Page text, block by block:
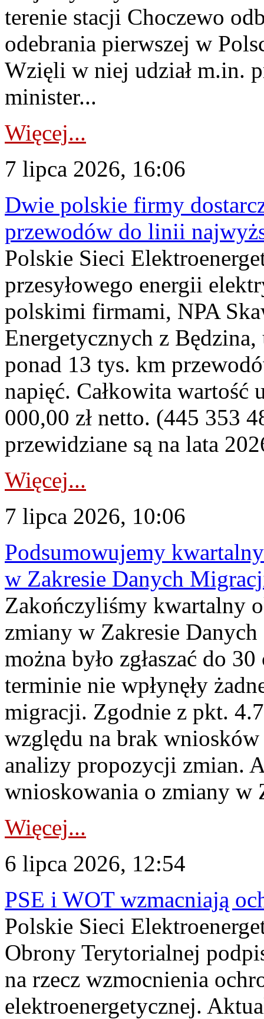
terenie stacji Choczewo
odebrania pierwszej w
Wzięli w niej udział m.in.
minister...
Więcej...
7 lipca 2026, 16:06
Dwie polskie firmy
przewodów do linii
Polskie Sieci
przesyłowego energii
polskimi firmami, NPA
Energetycznych z
ponad 13 tys. km
napięć. Całkowita
000,00 zł netto. (445 353
przewidziane są na lata
Więcej...
7 lipca 2026, 10:06
Podsumowujemy
w Zakresie Danych
Zakończyliśmy kwartalny
zmiany w Zakresie
można było zgłaszać do
terminie nie wpłynęły
migracji. Zgodnie z pkt.
względu na brak
analizy propozycji zmian.
wnioskowania o zmiany w
Więcej...
6 lipca 2026, 12:54
PSE i WOT wzmacniają
Polskie Sieci
Obrony Terytorialnej
na rzecz wzmocnienia
elektroenergetycznej.